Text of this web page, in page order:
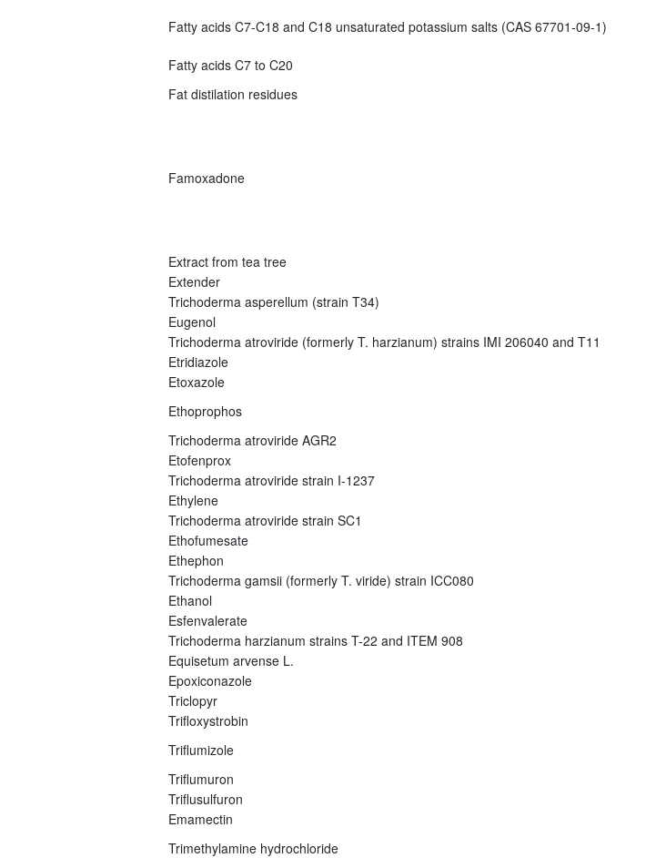
Fatty acids C7-C18 and C18 unsaturated potassium salts (CAS 67701-09-1)
Fatty acids C7 to C20
Fat distilation residues
Famoxadone
Extract from tea tree
Extender
Trichoderma asperellum (strain T34)
Eugenol
Trichoderma atroviride (formerly T. harzianum) strains IMI 206040 and T11
Etridiazole
Etoxazole
Ethoprophos
Trichoderma atroviride AGR2
Etofenprox
Trichoderma atroviride strain I-1237
Ethylene
Trichoderma atroviride strain SC1
Ethofumesate
Ethephon
Trichoderma gamsii (formerly T. viride) strain ICC080
Ethanol
Esfenvalerate
Trichoderma harzianum strains T-22 and ITEM 908
Equisetum arvense L.
Epoxiconazole
Triclopyr
Trifloxystrobin
Triflumizole
Triflumuron
Triflusulfuron
Emamectin
Trimethylamine hydrochloride